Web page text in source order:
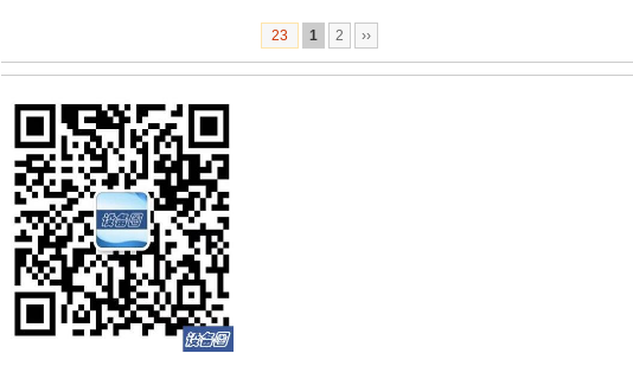
23 1 2 ››